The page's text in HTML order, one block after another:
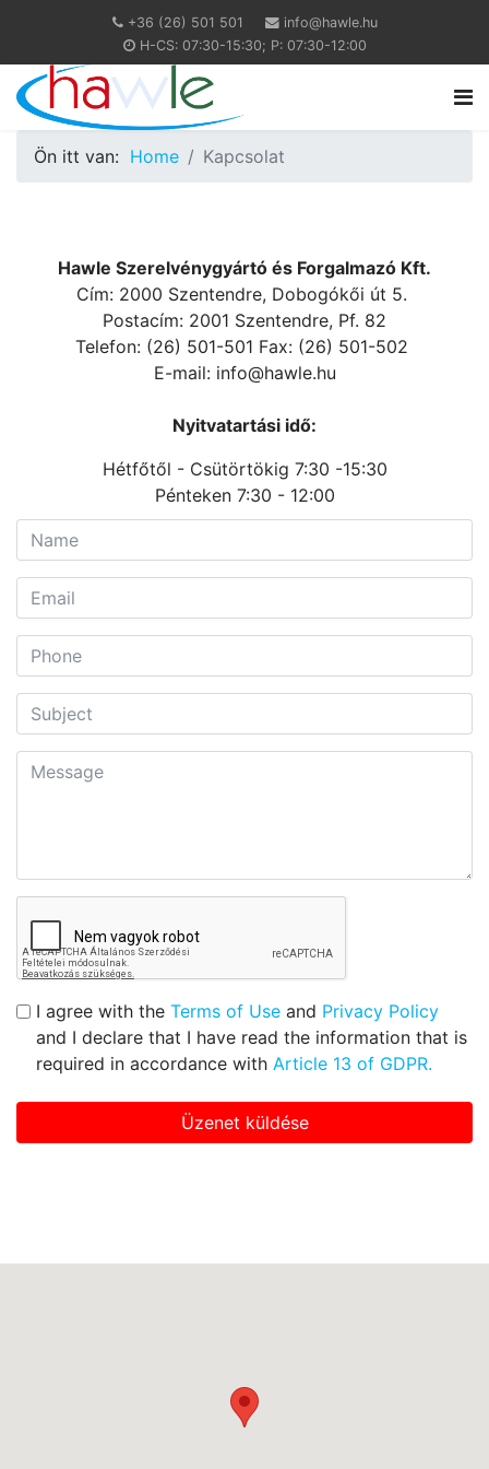
+36 (26) 501 501
info@hawle.hu
H-CS: 07:30-15:30; P: 07:30-12:00
Ön itt van: Home Kapcsolat
Hawle Szerelvénygyártó és Forgalmazó Kft.
Cím: 2000 Szentendre, Dobogókői út 5.
Postacím: 2001 Szentendre, Pf. 82
Telefon: (26) 501-501 Fax: (26) 501-502
E-mail: info@hawle.hu
Nyitvatartási idő:
Hétfőtől - Csütörtökig 7:30 -15:30
Pénteken 7:30 - 12:00
I agree with the Terms of Use and Privacy Policy
and I declare that I have read the information that is
required in accordance with Article 13 of GDPR.
Üzenet küldése